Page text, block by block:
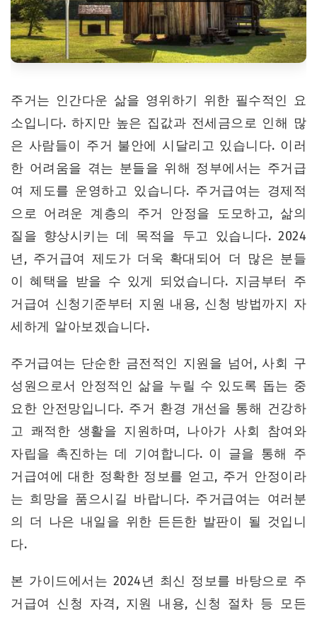
주거는 인간다운 삶을 영위하기 위한 필수적인 요
소입니다. 하지만 높은 집값과 전세금으로 인해 많
은 사람들이 주거 불안에 시달리고 있습니다. 이러
한 어려움을 겪는 분들을 위해 정부에서는 주거급
여 제도를 운영하고 있습니다. 주거급여는 경제적
으로 어려운 계층의 주거 안정을 도모하고, 삶의
질을 향상시키는 데 목적을 두고 있습니다. 2024
년, 주거급여 제도가 더욱 확대되어 더 많은 분들
이 혜택을 받을 수 있게 되었습니다. 지금부터 주
거급여 신청기준부터 지원 내용, 신청 방법까지 자
세하게 알아보겠습니다.
주거급여는 단순한 금전적인 지원을 넘어, 사회 구
성원으로서 안정적인 삶을 누릴 수 있도록 돕는 중
요한 안전망입니다. 주거 환경 개선을 통해 건강하
고 쾌적한 생활을 지원하며, 나아가 사회 참여와
자립을 촉진하는 데 기여합니다. 이 글을 통해 주
거급여에 대한 정확한 정보를 얻고, 주거 안정이라
는 희망을 품으시길 바랍니다. 주거급여는 여러분
의 더 나은 내일을 위한 든든한 발판이 될 것입니
다.
본 가이드에서는 2024년 최신 정보를 바탕으로 주
거급여 신청 자격, 지원 내용, 신청 절차 등 모든